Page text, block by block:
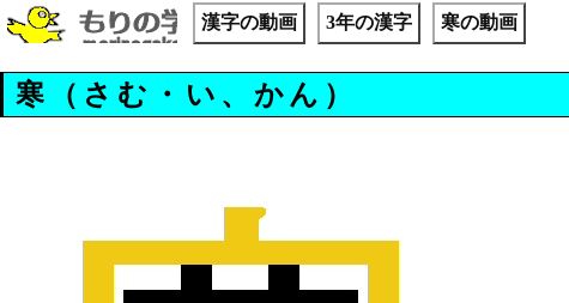
漢字の動画 3年の漢字 寒の動画
寒（さむ・い、かん）